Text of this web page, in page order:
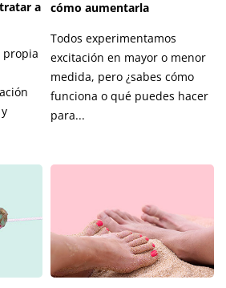
a
propia
cómo aumentarla
Todos experimentamos
excitación en mayor o menor
medida, pero ¿sabes cómo
funciona o qué puedes hacer
para...